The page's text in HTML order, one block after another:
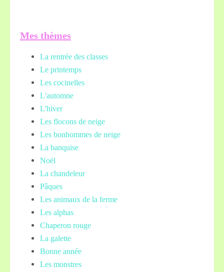
Mes thèmes
La rentrée des classes
Le printemps
Les cocinelles
L'automne
L'hiver
Les flocons de neige
Les bonhommes de neige
La banquise
Noël
La chandeleur
Pâques
Les animaux de la ferme
Les alphas
Chaperon rouge
La galette
Bonne année
Les monstres